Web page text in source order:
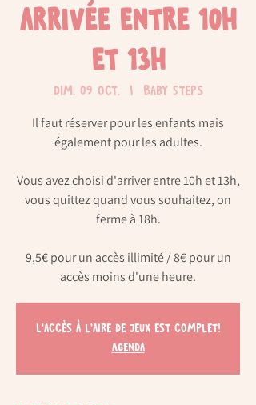
arrivée entre 10h
et 13h
dim. 09 oct.
  |
Baby Steps
Il faut réserver pour les enfants mais
également pour les adultes.
Vous avez choisi d'arriver entre 10h et 13h,
vous quittez quand vous souhaitez, on
ferme à 18h.
9,5€ pour un accès illimité / 8€ pour un
accès moins d'une heure.
L'accès à l'aire de jeux est complet!
Agenda